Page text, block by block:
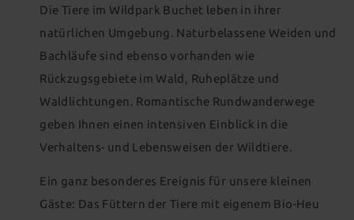
Die Tiere im Wildpark Buchet leben in ihrer
natürlichen Umgebung. Naturbelassene Weiden und
Bachläufe sind ebenso vorhanden wie
Rückzugsgebiete im Wald, Ruheplätze und
Waldlichtungen. Romantische Rundwanderwege
geben Ihnen einen intensiven Einblick in die
Verhaltens- und Lebensweisen der Wildtiere.
Ein ganz besonderes Ereignis für unsere kleinen
Gäste: Das Füttern der Tiere mit eigenem Bio-Heu